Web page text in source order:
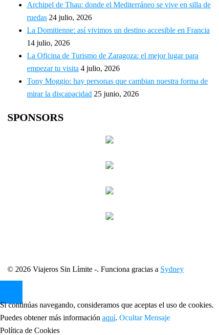
Archipel de Thau: donde el Mediterráneo se vive en silla de
ruedas 24 julio, 2026
La Domitienne: así vivimos un destino accesible en Francia
14 julio, 2026
La Oficina de Turismo de Zaragoza: el mejor lugar para
empezar tu visita 4 julio, 2026
Tony Moggio: hay personas que cambian nuestra forma de
mirar la discapacidad 25 junio, 2026
SPONSORS
© 2026 Viajeros Sin Límite -. Funciona gracias a Sydney
Si continúas navegando, consideramos que aceptas el uso de cookies.
Puedes obtener más información aquí. Ocultar Mensaje
Política de Cookies